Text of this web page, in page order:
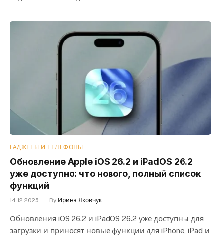
ГАДЖЕТЫ И ТЕЛЕФОНЫ
Обновление Apple iOS 26.2 и iPadOS 26.2
уже доступно: что нового, полный список
функций
14.12.2025 By Ирина Яковчук
Обновления iOS 26.2 и iPadOS 26.2 уже доступны для
загрузки и приносят новые функции для iPhone, iPad и